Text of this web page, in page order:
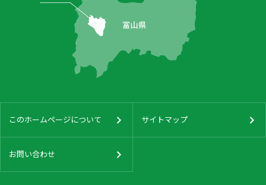
このホームページについて サイトマップ
お問い合わせ